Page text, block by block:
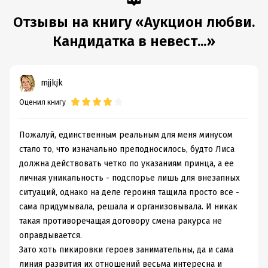
Отзывы на книгу «Аукцион любви.
Кандидатка в невест...»
mjjkjk
Оценил книгу
Пожалуй, единственным реальным для меня минусом
стало то, что изначально преподносилось, будто Лиса
должна действовать четко по указаниям принца, а ее
личная уникальность - подспорье лишь для внезапных
ситуаций, однако на деле героиня тащила просто все -
сама придумывала, решала и организовывала. И никак
такая противоречащая договору смена ракурса не
оправдывается.
Зато хоть пикировки героев занимательны, да и сама
линия развития их отношений весьма интересна и